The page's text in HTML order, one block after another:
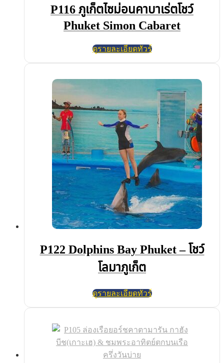
P116 ภูเก็ตไซม่อนคาบาเร่ตโชว์
Phuket Simon Cabaret
ดูรายละเอียดทัวร์
P122 Dolphins Bay Phuket – โชว์
โลมาภูเก็ต
ดูรายละเอียดทัวร์